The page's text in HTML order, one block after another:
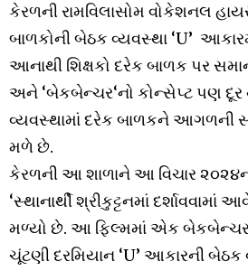
કેરળની રામવિલાસોમ વોકેશનલ
બાળકોની બેઠક વ્યવસ્થા ‘U’
આનાથી શિક્ષકો દરેક બાળક પર
અને ‘બેકબેન્ચર‘નો કોન્સેપ્ટ પણ
વ્યવસ્થામાં દરેક બાળકને આગળની
મળે છે.
કેરળની આ શાળાને આ વિચાર
‘સ્થાનાર્થી શ્રીકુટ્ટનમાં
મળ્યો છે. આ ફિલ્મમાં એક
ચૂંટણી દરમિયાન ‘U’ આકારની